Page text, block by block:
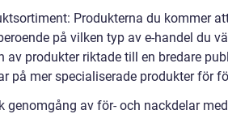
Produkterna du kommer
på vilken typ av e-handel du
av produkter riktade till en bredare
på mer specialiserade produkter för
genomgång av för- och nackdelar